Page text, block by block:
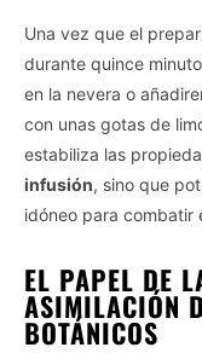
Una vez que el
durante quince
en la nevera o
con unas gotas de
estabiliza las
infusión, sino que
idóneo para combatir
EL PAPEL DE
ASIMILACIÓN
BOTÁNICOS